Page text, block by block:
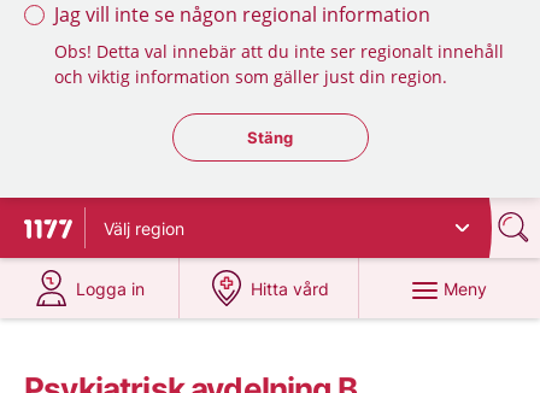
Jag vill inte se någon regional information
Obs! Detta val innebär att du inte ser regionalt innehåll
och viktig information som gäller just din region.
Stäng regionsväljaren
Stäng
Till startsidan för 1177
Välj region
Logga in
på 1177.se
Hitta vård
på 1177.se
Meny